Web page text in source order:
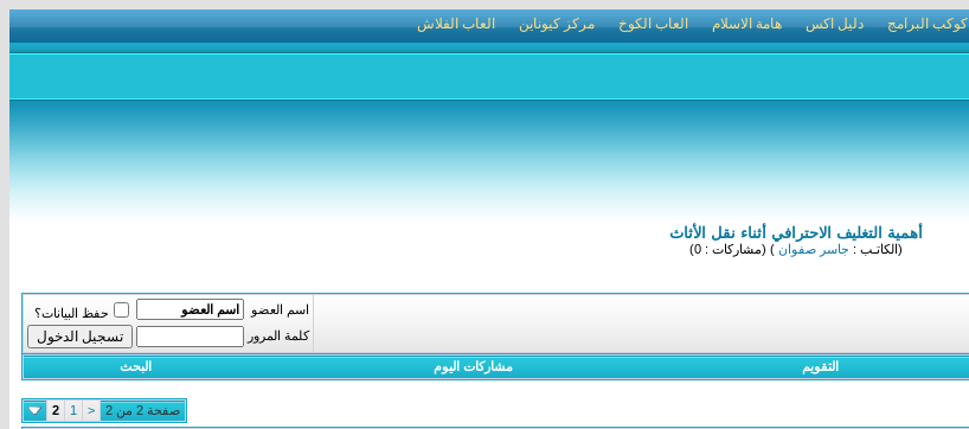
كوكب البرامج دليل اكس هامة الاسلام العاب الكوخ مركز كيوناين العاب الفلاش
أهمية التغليف الاحترافي أثناء نقل الأثاث
(الكاتـب : جاسر صفوان ) (مشاركات : 0)
اسم العضو
حفظ البيانات؟
كلمة المرور
التقويم مشاركات اليوم البحث
صفحة 2 من 2 <
1
2